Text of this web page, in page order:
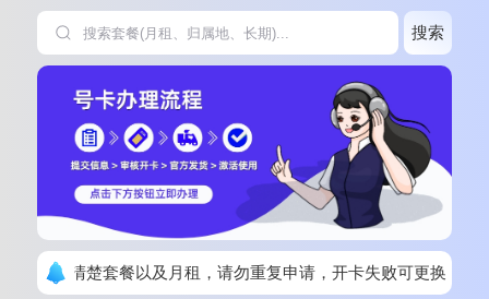
搜索
下单请看清楚套餐以及月租，请勿重复申请，开卡失败可更换其他